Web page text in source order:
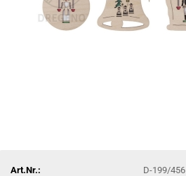
Art.Nr.:
D-199/456